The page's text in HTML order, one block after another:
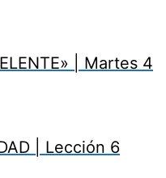
| Martes 4
| Lección 6